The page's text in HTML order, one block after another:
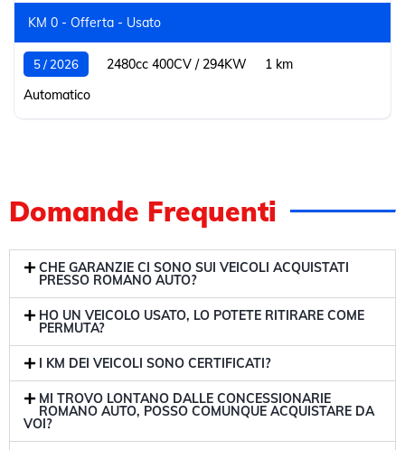
KM 0 - Offerta - Usato
5 / 2026 2480cc 400CV / 294KW
1 km
Automatico
Domande Frequenti
CHE GARANZIE CI SONO SUI VEICOLI ACQUISTATI
PRESSO ROMANO AUTO?
HO UN VEICOLO USATO, LO POTETE RITIRARE COME
PERMUTA?
I KM DEI VEICOLI SONO CERTIFICATI?
MI TROVO LONTANO DALLE CONCESSIONARIE
ROMANO AUTO, POSSO COMUNQUE ACQUISTARE DA
VOI?